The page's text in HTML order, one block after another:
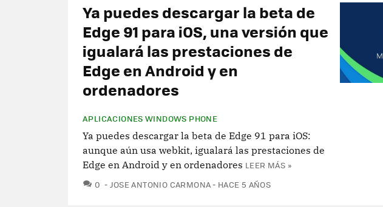
Ya puedes descargar la beta de
Edge 91 para iOS, una versión que
igualará las prestaciones de
Edge en Android y en
ordenadores
APLICACIONES WINDOWS PHONE
Ya puedes descargar la beta de Edge 91 para iOS:
aunque aún usa webkit, igualará las prestaciones de
Edge en Android y en ordenadores LEER MÁS »
0 COMENTARIOS
JOSE ANTONIO CARMONA HACE 5 AÑOS